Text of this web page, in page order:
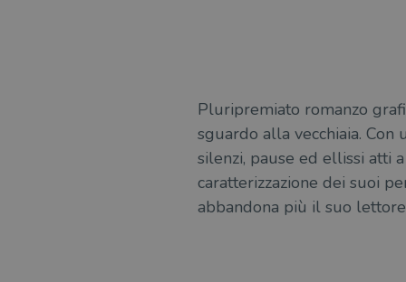
Pluripremiato romanzo
sguardo alla vecchiaia.
silenzi, pause ed ellissi atti
caratterizzazione dei suoi
abbandona più il suo
Nome
/
_ga_RXJCD2NFMF
_ga
Fornitore/
Dominio
UserProfile .illibraio.it
_fbp
Meta
Platform
.illibraio.it
Nome
__Secure-ROLLOUT_TOKEN
ttwid